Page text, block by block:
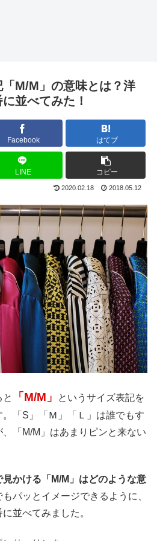
M/M」の意味とは？洋
並べてみた！
Facebook はてブ
LINE コピー
2020.02.18 2018.05.12
「M/M」
というサイズ表記を
「S」「Ｍ」「Ｌ」は誰でもす
「M/M」はあまりピンと来ない
かける「M/M」はどのような意
もパッとイメージできるように、
並べてみました。